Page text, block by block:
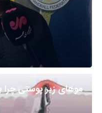
مو‌های زیر پوستی چرا